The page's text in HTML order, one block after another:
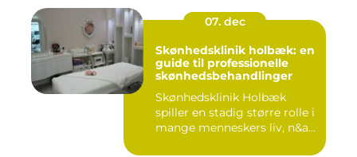
07. dec
Skønhedsklinik holbæk: en
guide til professionelle
skønhedsbehandlinger
Skønhedsklinik Holbæk
spiller en stadig større rolle i
mange menneskers liv, n&a...